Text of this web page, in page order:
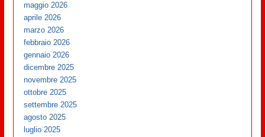
maggio 2026
aprile 2026
marzo 2026
febbraio 2026
gennaio 2026
dicembre 2025
novembre 2025
ottobre 2025
settembre 2025
agosto 2025
luglio 2025